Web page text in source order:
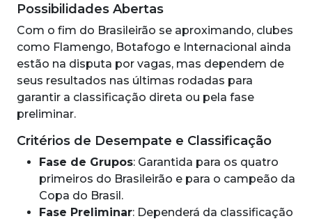
Possibilidades Abertas
Com o fim do Brasileirão se aproximando, clubes
como Flamengo, Botafogo e Internacional ainda
estão na disputa por vagas, mas dependem de
seus resultados nas últimas rodadas para
garantir a classificação direta ou pela fase
preliminar.
Critérios de Desempate e Classificação
Fase de Grupos: Garantida para os quatro
primeiros do Brasileirão e para o campeão da
Copa do Brasil.
Fase Preliminar: Dependerá da classificação